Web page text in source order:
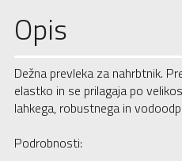
Opis
Dežna prevleka za nahrbtnik.
elastko in se prilagaja po
lahkega, robustnega in
Podrobnosti: